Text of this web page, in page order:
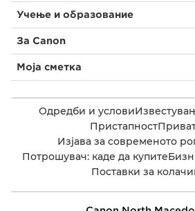
Учење и образование
За Canon
Моја сметка
Одредби и услови
Пристапност
Изјава за современото
Потрошувач: каде да купите
Поставки за